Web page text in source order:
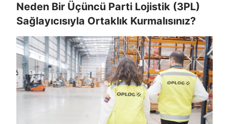
Neden Bir Üçüncü Parti Lojistik (3PL)
Sağlayıcısıyla Ortaklık Kurmalısınız?